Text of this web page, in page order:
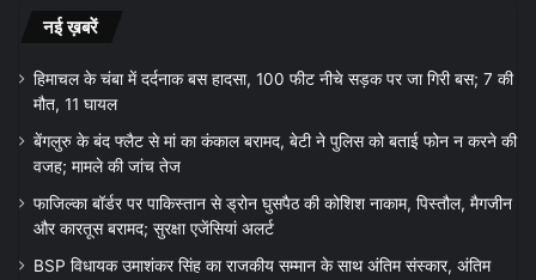
नई ख़बरें
हिमाचल के चंबा में दर्दनाक बस हादसा, 100 फीट नीचे सड़क पर जा गिरी बस; 7 की
मौत, 11 घायल
बेंगलुरु के बंद फ्लैट से मां का कंकाल बरामद, बेटी ने पुलिस को बताई फोन न करने की
वजह; मामले की जांच तेज
फाजिल्का बॉर्डर पर पाकिस्तान से ड्रोन घुसपैठ की कोशिश नाकाम, पिस्तौल, मैगजीन
और कारतूस बरामद; सुरक्षा एजेंसियां अलर्ट
BSP विधायक उमाशंकर सिंह का राजकीय सम्मान के साथ अंतिम संस्कार, अंतिम